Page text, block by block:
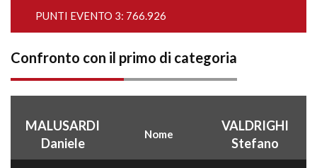
PUNTI EVENTO 3: 766.926
Confronto con il primo di categoria
MALUSARDI
Daniele
Nome
VALDRIGHI
Stefano